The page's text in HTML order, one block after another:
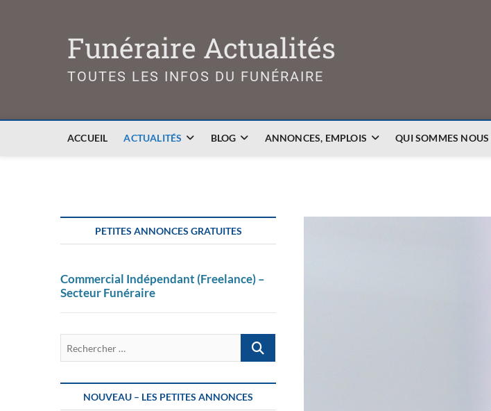
Funéraire Actualités
TOUTES LES INFOS DU FUNÉRAIRE
ACCUEIL ACTUALITÉS BLOG ANNONCES, EMPLOIS QUI SOMMES NOUS
PETITES ANNONCES GRATUITES
Commercial Indépendant (Freelance) –
Secteur Funéraire
Rechercher
NOUVEAU – LES PETITES ANNONCES